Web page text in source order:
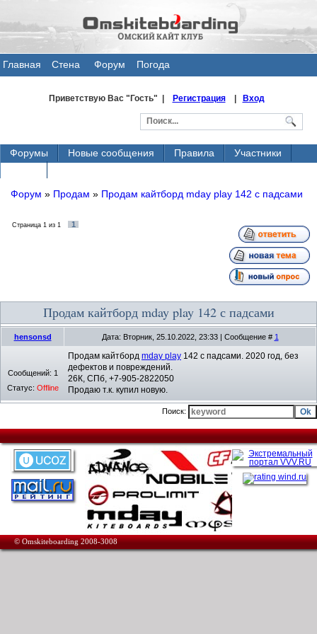
Главная
Стена
Форум Погода
Приветствую Вас"Гость" | Регистрация| Вход
Форумы Новые сообщения Правила
Участники
Форум » Продам » Продам кайтборд mday play 142 с падсами
Страница 1 из 1 1
Продам кайтборд mday play 142 с падсами
hensonsd Дата: Вторник, 25.10.2022, 23:33 | Сообщение # 1
Сообщений: 1
Статус: Offline
Продам кайтборд mday play 142 с падсами. 2020 год, без
дефектов и повреждений.
26К, СПб, +7-905-2822050
Продаю т.к. купил новую.
Поиск:
© Omskiteboarding 2008-3008